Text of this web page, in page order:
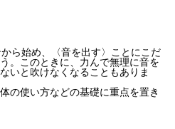
ら始め、〈音を出す〉ことにこだ
。このときに、力んで無理に音を
いと吹けなくなることもありま
体の使い方などの基礎に重点を置き